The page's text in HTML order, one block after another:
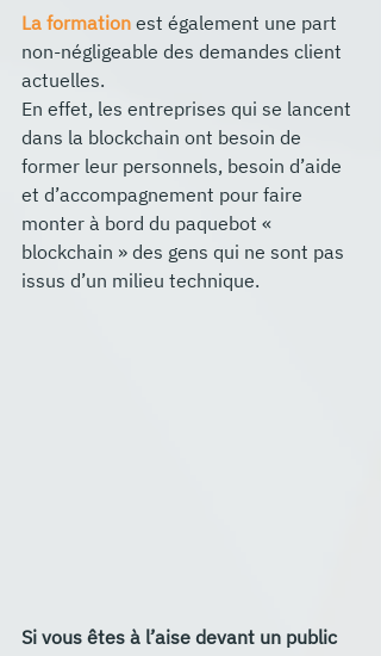
La formation est également une part
non-négligeable des demandes client
actuelles.
En effet, les entreprises qui se lancent
dans la blockchain ont besoin de
former leur personnels, besoin d’aide
et d’accompagnement pour faire
monter à bord du paquebot «
blockchain » des gens qui ne sont pas
issus d’un milieu technique.
Si vous êtes à l’aise devant un public